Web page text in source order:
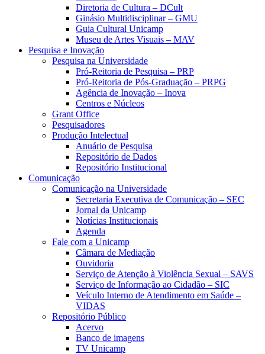
Diretoria de Cultura – DCult
Ginásio Multidisciplinar – GMU
Guia Cultural Unicamp
Museu de Artes Visuais – MAV
Pesquisa e Inovação
Pesquisa na Universidade
Pró-Reitoria de Pesquisa – PRP
Pró-Reitoria de Pós-Graduação – PRPG
Agência de Inovação – Inova
Centros e Núcleos
Grant Office
Pesquisadores
Produção Intelectual
Anuário de Pesquisa
Repositório de Dados
Repositório Institucional
Comunicação
Comunicação na Universidade
Secretaria Executiva de Comunicação – SEC
Jornal da Unicamp
Notícias Institucionais
Agenda
Fale com a Unicamp
Câmara de Mediação
Ouvidoria
Serviço de Atenção à Violência Sexual – SAVS
Serviço de Informação ao Cidadão – SIC
Veículo Interno de Atendimento em Saúde –
VIDAS
Repositório Público
Acervo
Banco de imagens
TV Unicamp